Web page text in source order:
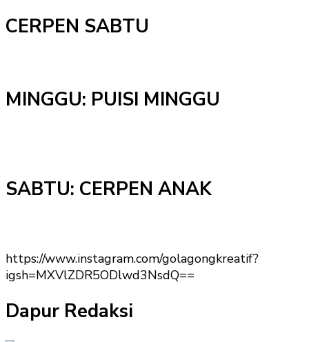
CERPEN SABTU
MINGGU: PUISI MINGGU
SABTU: CERPEN ANAK
https://www.instagram.com/golagongkreatif?
igsh=MXVlZDR5ODlwd3NsdQ==
Dapur Redaksi